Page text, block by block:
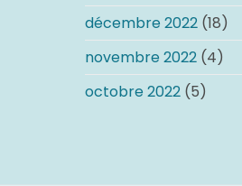
décembre 2022(18)
novembre 2022(4)
octobre 2022(5)